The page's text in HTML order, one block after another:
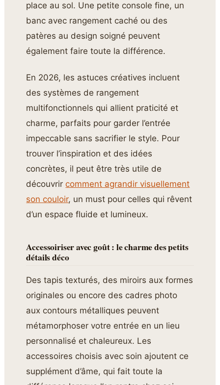
place au sol. Une petite console fine, un
banc avec rangement caché ou des
patères au design soigné peuvent
également faire toute la différence.
En 2026, les astuces créatives incluent
des systèmes de rangement
multifonctionnels qui allient praticité et
charme, parfaits pour garder l’entrée
impeccable sans sacrifier le style. Pour
trouver l’inspiration et des idées
concrètes, il peut être très utile de
découvrir comment agrandir visuellement
son couloir, un must pour celles qui rêvent
d’un espace fluide et lumineux.
Accessoiriser avec goût : le charme des petits
détails déco
Des tapis texturés, des miroirs aux formes
originales ou encore des cadres photo
aux contours métalliques peuvent
métamorphoser votre entrée en un lieu
personnalisé et chaleureux. Les
accessoires choisis avec soin ajoutent ce
supplément d’âme, qui fait toute la